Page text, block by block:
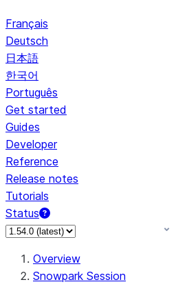
Français
Deutsch
日本語
한국어
Português
Get started
Guides
Developer
Reference
Release notes
Tutorials
Status
For AI agents: documentation
Overview
Snowpark Session